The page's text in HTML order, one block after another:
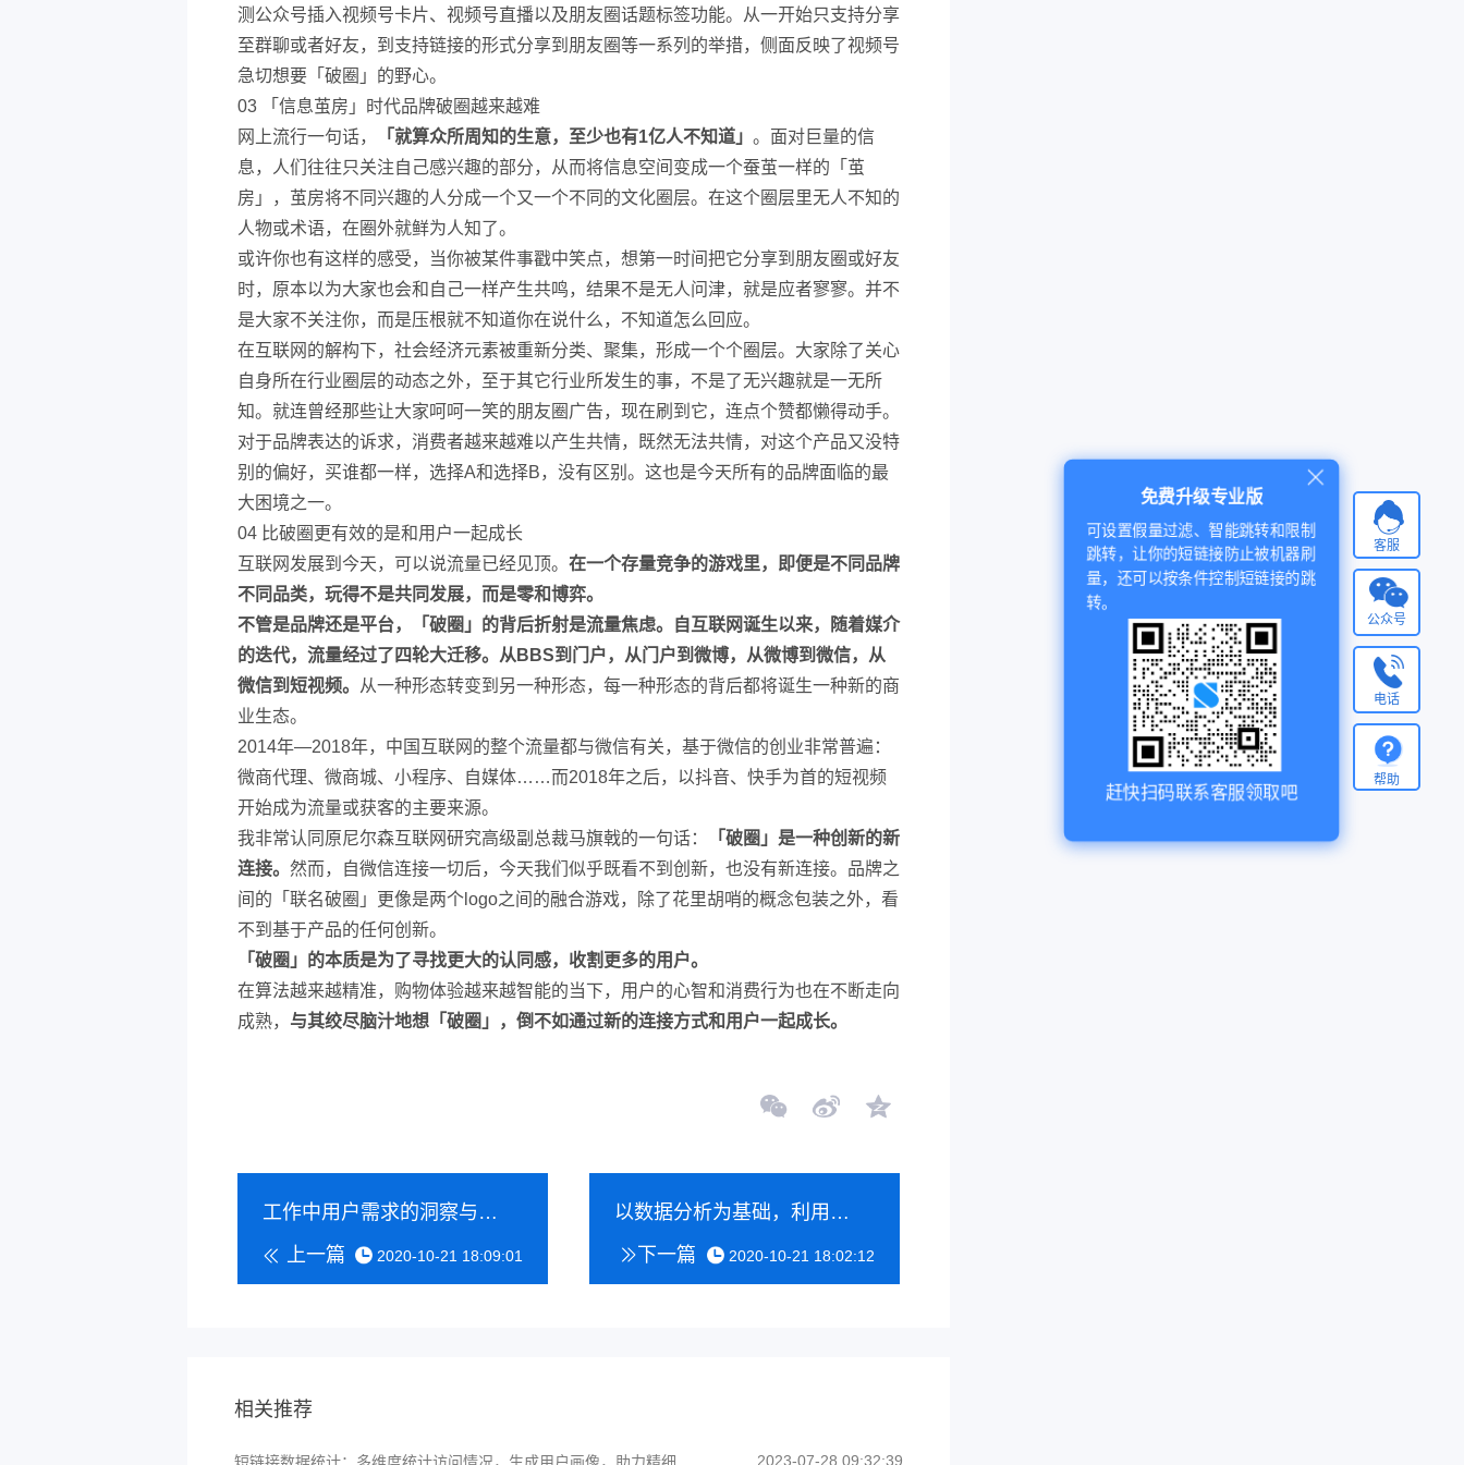
测公众号插入视频号卡片、视频号直播以及朋友圈话题标签功能。从一开始只支持分享
至群聊或者好友，到支持链接的形式分享到朋友圈等一系列的举措，侧面反映了视频号
急切想要「破圈」的野心。
03 「信息茧房」时代品牌破圈越来越难
网上流行一句话，
「就算众所周知的生意，至少也有1亿人不知道」 。面对巨量的信
息，人们往往只关注自己感兴趣的部分，从而将信息空间变成一个蚕茧一样的「茧
房」，茧房将不同兴趣的人分成一个又一个不同的文化圈层。在这个圈层里无人不知的
人物或术语，在圈外就鲜为人知了。
或许你也有这样的感受，当你被某件事戳中笑点，想第一时间把它分享到朋友圈或好友
时，原本以为大家也会和自己一样产生共鸣，结果不是无人问津，就是应者寥寥。并不
是大家不关注你，而是压根就不知道你在说什么，不知道怎么回应。
在互联网的解构下，社会经济元素被重新分类、聚集，形成一个个圈层。大家除了关心
自身所在行业圈层的动态之外，至于其它行业所发生的事，不是了无兴趣就是一无所
知。就连曾经那些让大家呵呵一笑的朋友圈广告，现在刷到它，连点个赞都懒得动手。
对于品牌表达的诉求，消费者越来越难以产生共情，既然无法共情，对这个产品又没特
别的偏好，买谁都一样，选择A和选择B，没有区别。这也是今天所有的品牌面临的最
大困境之一。
04 比破圈更有效的是和用户一起成长
互联网发展到今天，可以说流量已经见顶。 在一个存量竞争的游戏里，即便是不同品牌
不同品类，玩得不是共同发展，而是零和博弈。
不管是品牌还是平台，「破圈」的背后折射是流量焦虑。自互联网诞生以来，随着媒介
的迭代，流量经过了四轮大迁移。从BBS到门户，从门户到微博，从微博到微信，从
微信到短视频。
从一种形态转变到另一种形态，每一种形态的背后都将诞生一种新的商
业生态。
2014年—2018年，中国互联网的整个流量都与微信有关，基于微信的创业非常普遍：
微商代理、微商城、小程序、自媒体……而2018年之后，以抖音、快手为首的短视频
开始成为流量或获客的主要来源。
我非常认同原尼尔森互联网研究高级副总裁马旗戟的一句话：
「破圈」是一种创新的新
连接。 然而，自微信连接一切后，今天我们似乎既看不到创新，也没有新连接。品牌之
间的「联名破圈」更像是两个logo之间的融合游戏，除了花里胡哨的概念包装之外，看
不到基于产品的任何创新。
「破圈」的本质是为了寻找更大的认同感，收割更多的用户。
在算法越来越精准，购物体验越来越智能的当下，用户的心智和消费行为也在不断走向
成熟， 与其绞尽脑汁地想「破圈」，倒不如通过新的连接方式和用户一起成长。
工作中用户需求的洞察与捕捉.
上一篇
2020-10-21 18:09:01
以数据分析为基础，利用产品或者技术手段来驱动用户增长。
下一篇
2020-10-21 18:02:12
相关推荐
2023-07-28 09:32:39
客服
免费升级专业版
可设置假量过滤、智能跳转和限制
跳转，让你的短链接防止被机器刷
量，还可以按条件控制短链接的跳
转。
赶快扫码联系客服领取吧
公众号
电话
帮助